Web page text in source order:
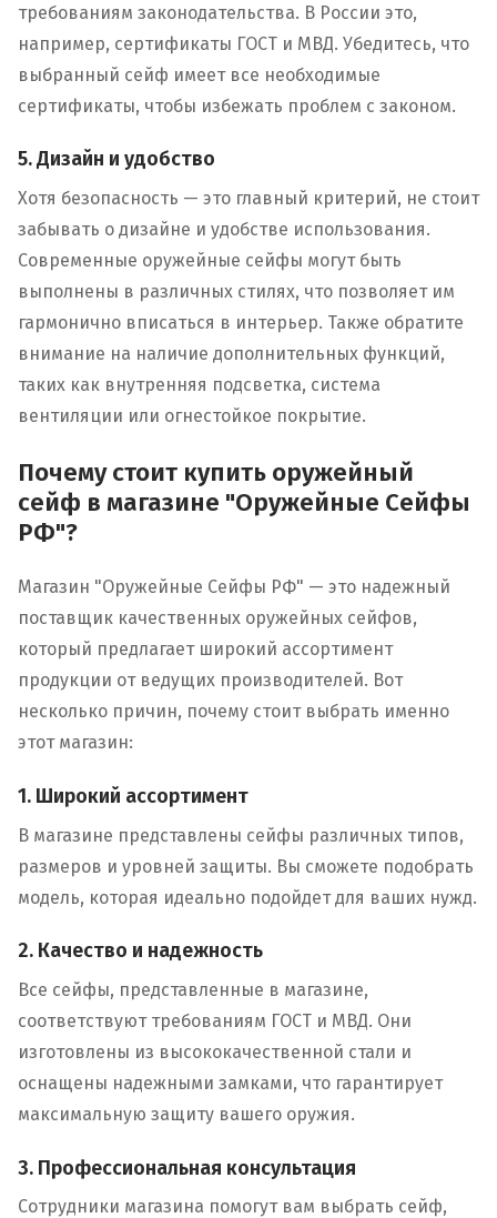
требованиям законодательства. В России это,
например, сертификаты ГОСТ и МВД. Убедитесь, что
выбранный сейф имеет все необходимые
сертификаты, чтобы избежать проблем с законом.
5. Дизайн и удобство
Хотя безопасность — это главный критерий, не стоит
забывать о дизайне и удобстве использования.
Современные оружейные сейфы могут быть
выполнены в различных стилях, что позволяет им
гармонично вписаться в интерьер. Также обратите
внимание на наличие дополнительных функций,
таких как внутренняя подсветка, система
вентиляции или огнестойкое покрытие.
Почему стоит купить оружейный
сейф в магазине "Оружейные Сейфы
РФ"?
Магазин "Оружейные Сейфы РФ" — это надежный
поставщик качественных оружейных сейфов,
который предлагает широкий ассортимент
продукции от ведущих производителей. Вот
несколько причин, почему стоит выбрать именно
этот магазин:
1. Широкий ассортимент
В магазине представлены сейфы различных типов,
размеров и уровней защиты. Вы сможете подобрать
модель, которая идеально подойдет для ваших нужд.
2. Качество и надежность
Все сейфы, представленные в магазине,
соответствуют требованиям ГОСТ и МВД. Они
изготовлены из высококачественной стали и
оснащены надежными замками, что гарантирует
максимальную защиту вашего оружия.
3. Профессиональная консультация
Сотрудники магазина помогут вам выбрать сейф,